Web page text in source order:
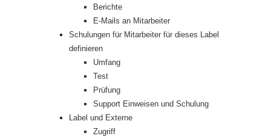
Berichte
E-Mails an Mitarbeiter
Schulungen für Mitarbeiter für dieses Label
definieren
Umfang
Test
Prüfung
Support Einweisen und Schulung
Label und Externe
Zugriff